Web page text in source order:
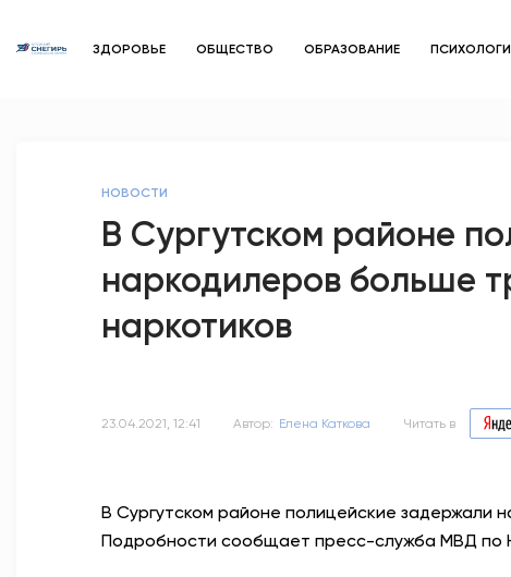
ЗДОРОВЬЕ ОБЩЕСТВО ОБРАЗОВАНИЕ
НОВОСТИ
В Сургутском районе
наркодилеров больше
наркотиков
23.04.2021, 12:41 Автор: Елена Каткова Читать в
В Сургутском районе полицейские задержали
Подробности сообщает пресс-служба МВД по